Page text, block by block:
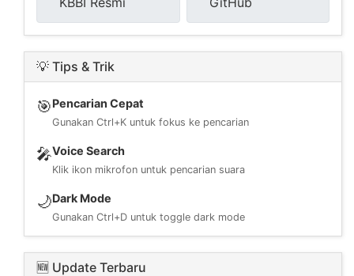
💡 Tips & Trik
🎯Pencarian Cepat
Gunakan Ctrl+K untuk fokus ke pencarian
🎤Voice Search
Klik ikon mikrofon untuk pencarian suara
🌙Dark Mode
Gunakan Ctrl+D untuk toggle dark mode
🆕 Update Terbaru